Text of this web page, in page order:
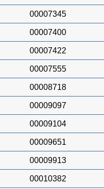
00007345
00007400
00007422
00007555
00008718
00009097
00009104
00009651
00009913
00010382